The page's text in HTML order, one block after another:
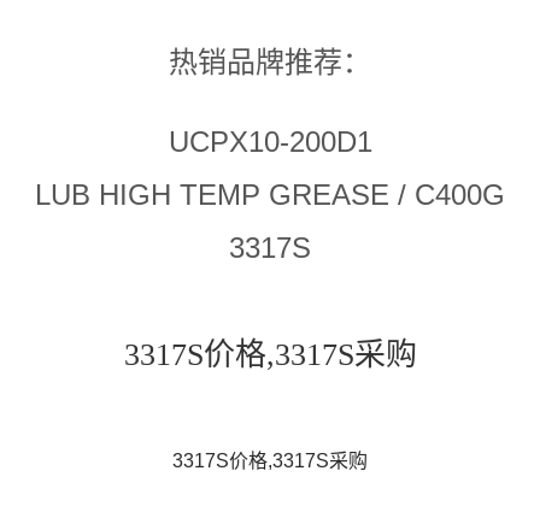
热销品牌推荐：
UCPX10-200D1
LUB HIGH TEMP GREASE / C400G
3317S
3317S价格,3317S采购
3317S价格,3317S采购